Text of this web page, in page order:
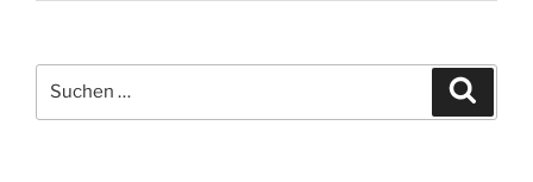
nach: